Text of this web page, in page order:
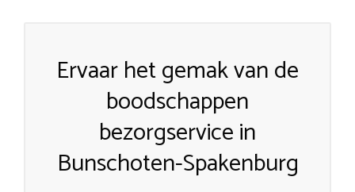
Ervaar het gemak van de
boodschappen
bezorgservice in
Bunschoten-Spakenburg